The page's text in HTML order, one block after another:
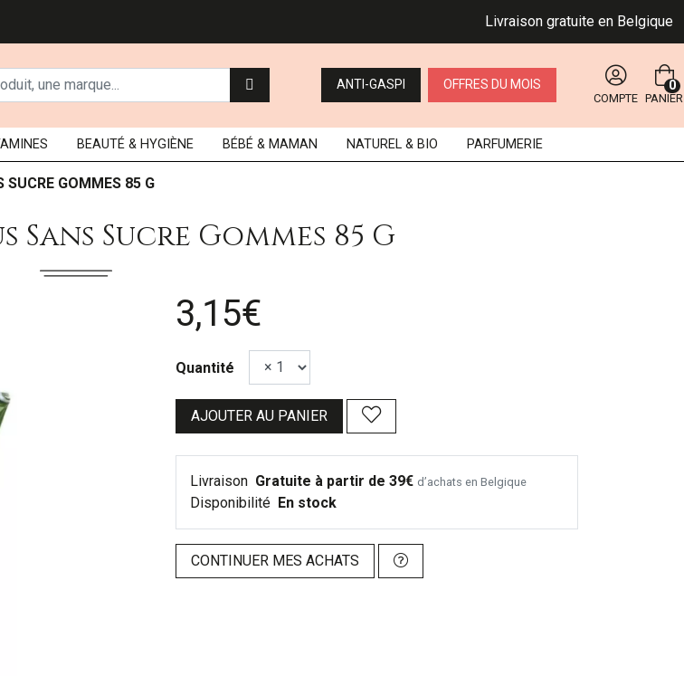
Livraison gratuite en Belgique
ANTI-GASPI OFFRES DU MOIS
COMPTE PANIER
0
BEAUTÉ & HYGIÈNE BÉBÉ & MAMAN NATUREL & BIO PARFUMERIE
SUCRE GOMMES 85 G
Sucre Gommes 85 G
3,15€
Quantité
AJOUTER AU PANIER
Livraison Gratuite à partir de 39€ d’achats en Belgique
Disponibilité En stock
CONTINUER MES ACHATS